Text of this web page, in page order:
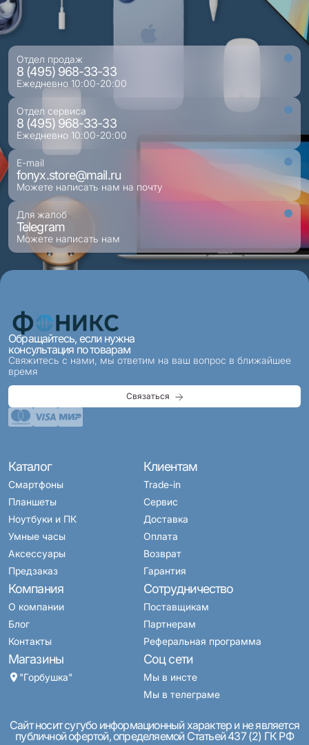
Отдел продаж
8 (495) 968-33-33
Ежедневно 10:00-20:00
Отдел сервиса
8 (495) 968-33-33
Ежедневно 10:00-20:00
E-mail
fonyx.store@mail.ru
Можете написать нам на почту
Для жалоб
Telegram
Можете написать нам
Обращайтесь, если нужна
консультация по товарам
Свяжитесь с нами, мы ответим на ваш вопрос в ближайшее
время
Связаться
Каталог
Смартфоны
Планшеты
Ноутбуки и ПК
Умные часы
Аксессуары
Предзаказ
Клиентам
Trade-in
Сервис
Доставка
Оплата
Возврат
Гарантия
Компания
О компании
Блог
Контакты
Магазины
"Горбушка"
Сотрудничество
Поставщикам
Партнерам
Реферальная программа
Соц сети
Мы в инсте
Мы в телеграме
Сайт носит сугубо информационный характер и не является
публичной офертой, определяемой Статьей 437 (2) ГК РФ